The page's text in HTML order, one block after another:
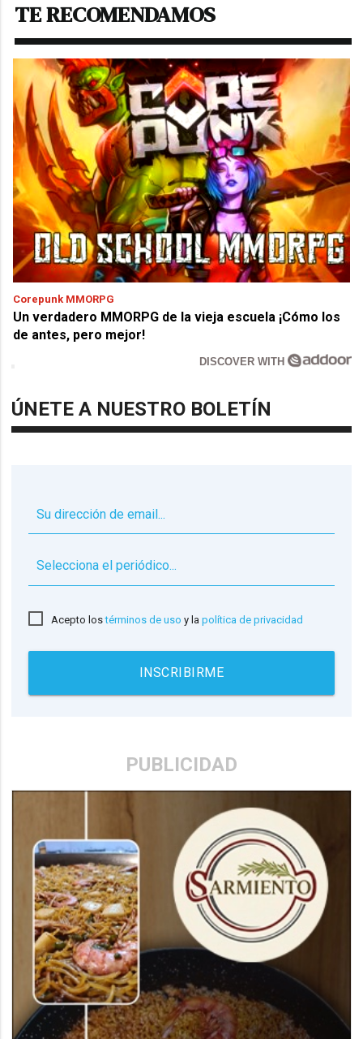
TE RECOMENDAMOS
Corepunk MMORPG
Un verdadero MMORPG de la vieja escuela ¡Cómo los
de antes, pero mejor!
DISCOVER WITH
ÚNETE A NUESTRO BOLETÍN
Acepto lostérminos de uso y lapolítica de privacidad
INSCRIBIRME
PUBLICIDAD